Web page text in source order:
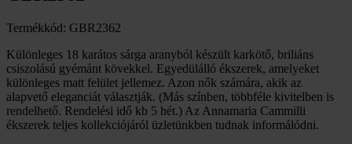
Termékkód: GBR2362
Különleges 18 karátos sárga aranyból készült karkötő, briliáns
csiszolású gyémánt kövekkel. Egyedülálló ékszerek, amelyeket
különleges matt felület jellemez. Azon nők számára, akik az
alapvető eleganciát választják. (Más színben, többféle kivitelben is
rendelhető. Rendelési idő kb 5 hét.) Az Annamaria Cammilli
ékszerek teljes kollekciójáról üzletünkben tudnak informálódni.